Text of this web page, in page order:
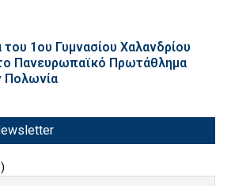
1ου Γυμνασίου Χαλανδρίου
Πανευρωπαϊκό Πρωτάθλημα
Πολωνία